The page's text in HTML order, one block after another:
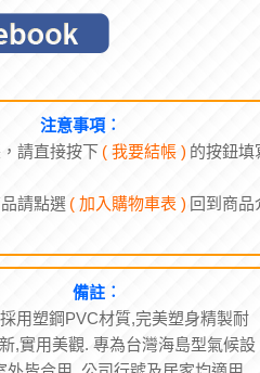
注意事項︰
請直接按下 ( 我要結帳 ) 的按鈕填
請點選 ( 加入購物車表 ) 回到商品
備註︰
用塑鋼PVC材質,完美塑身精製耐
,實用美觀. 專為台灣海島型氣候設